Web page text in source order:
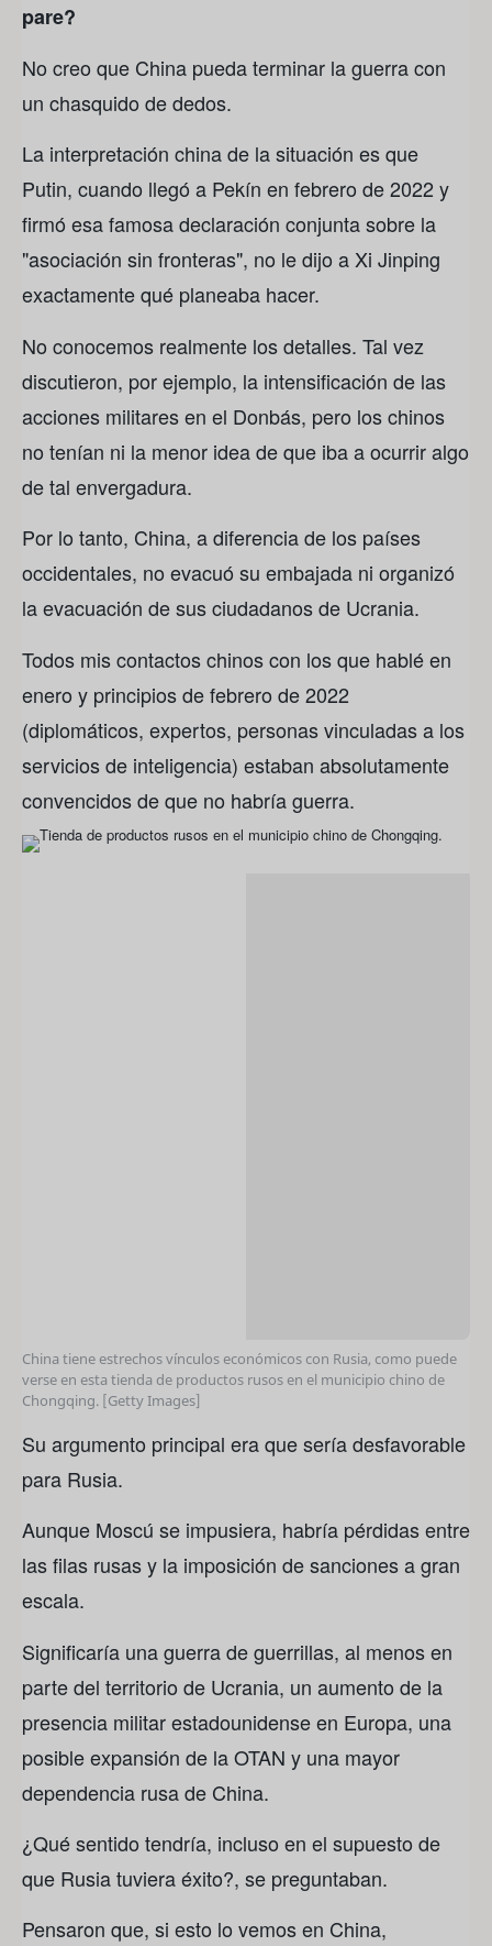
pare?
No creo que China pueda terminar la guerra con
un chasquido de dedos.
La interpretación china de la situación es que
Putin, cuando llegó a Pekín en febrero de 2022 y
firmó esa famosa declaración conjunta sobre la
"asociación sin fronteras", no le dijo a Xi Jinping
exactamente qué planeaba hacer.
No conocemos realmente los detalles. Tal vez
discutieron, por ejemplo, la intensificación de las
acciones militares en el Donbás, pero los chinos
no tenían ni la menor idea de que iba a ocurrir algo
de tal envergadura.
Por lo tanto, China, a diferencia de los países
occidentales, no evacuó su embajada ni organizó
la evacuación de sus ciudadanos de Ucrania.
Todos mis contactos chinos con los que hablé en
enero y principios de febrero de 2022
(diplomáticos, expertos, personas vinculadas a los
servicios de inteligencia) estaban absolutamente
convencidos de que no habría guerra.
China tiene estrechos vínculos económicos con Rusia, como puede
verse en esta tienda de productos rusos en el municipio chino de
Chongqing. [Getty Images]
Su argumento principal era que sería desfavorable
para Rusia.
Aunque Moscú se impusiera, habría pérdidas entre
las filas rusas y la imposición de sanciones a gran
escala.
Significaría una guerra de guerrillas, al menos en
parte del territorio de Ucrania, un aumento de la
presencia militar estadounidense en Europa, una
posible expansión de la OTAN y una mayor
dependencia rusa de China.
¿Qué sentido tendría, incluso en el supuesto de
que Rusia tuviera éxito?, se preguntaban.
Pensaron que, si esto lo vemos en China,